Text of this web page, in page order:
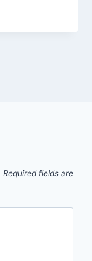
Required fields are